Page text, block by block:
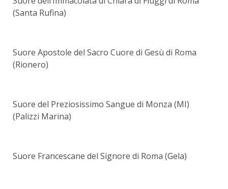
(Santa Rufina)
Suore Apostole del Sacro Cuore di Gesù di Roma
(Rionero)
Suore del Preziosissimo Sangue di Monza (MI)
(Palizzi Marina)
Suore Francescane del Signore di Roma (Gela)